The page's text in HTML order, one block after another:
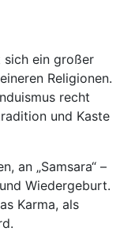
sich ein großer
Religionen.
recht
und Kaste
an „Samsara“ –
Wiedergeburt.
Karma, als